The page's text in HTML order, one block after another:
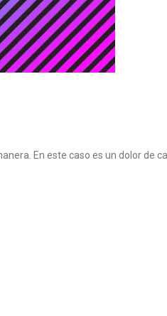
En este caso es un dolor de